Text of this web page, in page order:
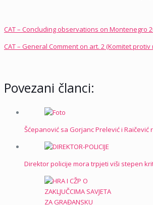
CAT – Concluding observations on Montenegro
CAT – General Comment on art. 2 (Komitet
Povezani članci:
Šćepanović sa Gorjanc Prelević i
Direktor policije mora trpjeti viši stepen